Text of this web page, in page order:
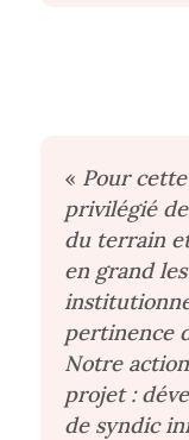
« Pour
privilégié
du terrain
en grand
pertinence
Notre
projet :
de syndic